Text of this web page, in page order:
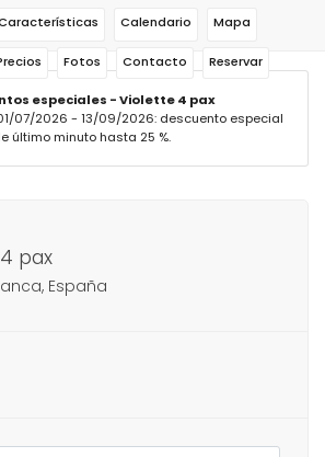
Calendario Mapa
Fotos Contacto Reservar
especiales - Violette 4 pax
07/2026 - 13/09/2026: descuento especial
último minuto hasta 25 %.
pax
España